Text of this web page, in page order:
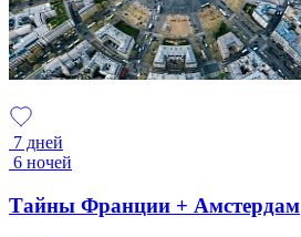
7 дней
6 ночей
Тайны Франции + Амстердам